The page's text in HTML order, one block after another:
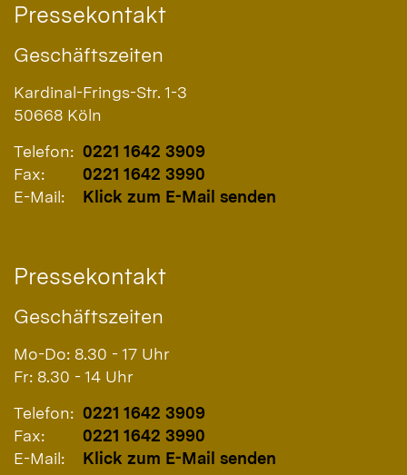
Pressekontakt
Geschäftszeiten
Kardinal-Frings-Str. 1-3
50668 Köln
Telefon: 0221 1642 3909
Fax:
0221 1642 3990
E-Mail:
Klick zum E-Mail senden
Pressekontakt
Geschäftszeiten
Mo-Do: 8.30 - 17 Uhr
Fr: 8.30 - 14 Uhr
Telefon: 0221 1642 3909
Fax:
0221 1642 3990
E-Mail:
Klick zum E-Mail senden